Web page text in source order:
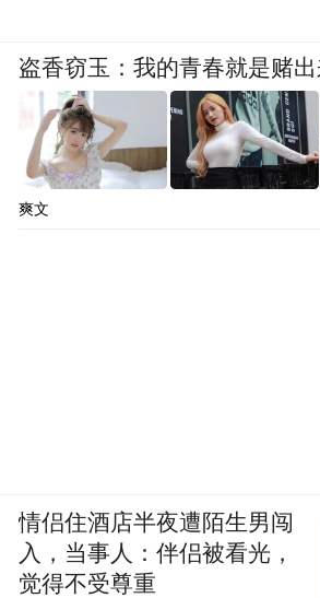
盗香窃玉：我的青春就是赌
爽文
情侣住酒店半夜遭陌生男闯
入，当事人：伴侣被看光，
觉得不受尊重